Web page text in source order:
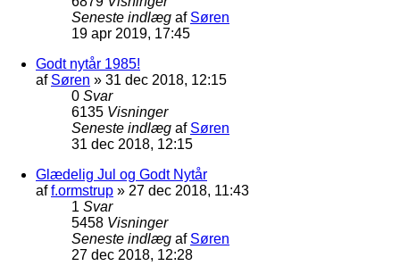
Seneste indlæg af Søren
19 apr 2019, 17:45
Godt nytår 1985!
af Søren » 31 dec 2018, 12:15
0 Svar
6135 Visninger
Seneste indlæg af Søren
31 dec 2018, 12:15
Glædelig Jul og Godt Nytår
aff.ormstrup » 27 dec 2018, 11:43
1 Svar
5458 Visninger
Seneste indlæg af Søren
27 dec 2018, 12:28